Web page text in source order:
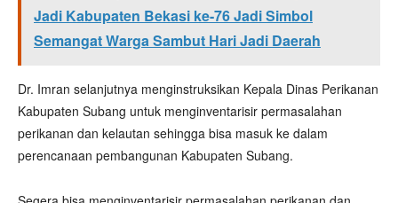
Jadi Kabupaten Bekasi ke-76 Jadi Simbol
Semangat Warga Sambut Hari Jadi Daerah
Dr. Imran selanjutnya menginstruksikan Kepala Dinas Perikanan
Kabupaten Subang untuk menginventarisir permasalahan
perikanan dan kelautan sehingga bisa masuk ke dalam
perencanaan pembangunan Kabupaten Subang.